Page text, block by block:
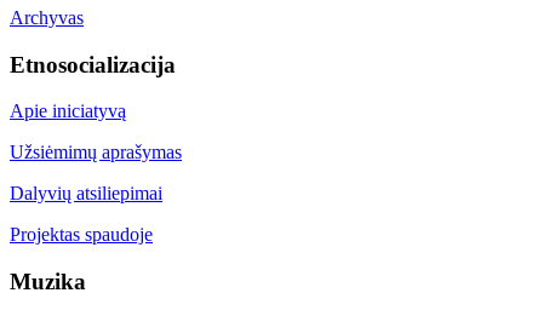
Archyvas
Etnosocializacija
Apie iniciatyvą
Užsiėmimų aprašymas
Dalyvių atsiliepimai
Projektas spaudoje
Muzika